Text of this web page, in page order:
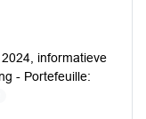
informatieve
- Portefeuille: